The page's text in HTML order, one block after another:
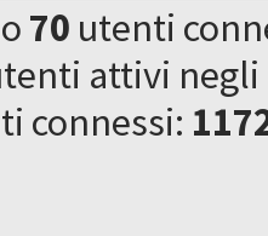
70 utenti
attivi
connessi: